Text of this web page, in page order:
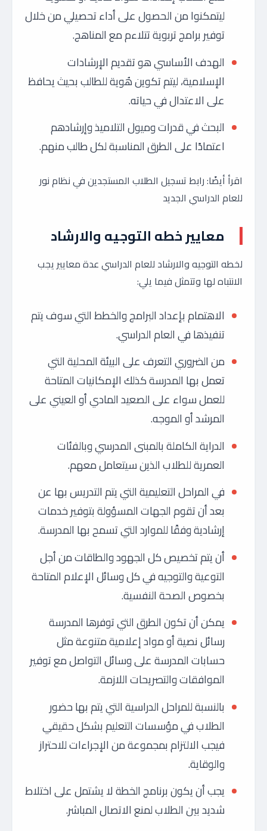
ليتمكنوا من الحصول على أداء تحصيلي من خلال
توفير برامج تربوية تتلاءم مع المناهج.
الهدف الأساسي هو تقديم الإرشادات
الإسلامية، ليتم تكوين هُوية للطالب بحيث يحافظ
على الاعتدال في حياته.
البحث في قدرات وميول التلاميذ وإرشادهم
اعتمادًا على الطرق المناسبة لكل طالب منهم.
اقرأ أيضًا: رابط تسجيل الطلاب المستجدين في نظام نور
للعام الدراسي الجديد
معاييرخطه التوجيه والارشاد
لخطه التوجيه والارشاد للعام الدراسي عدة معايير يجب
الانتباه لها وتتمثل فيما يلي:
الاهتمام بإعداد البرامج والخطط التي سوف يتم
تنفيذها في العام الدراسي.
من الضروري التعرف على البيئة المحلية التي
تعمل بها المدرسة كذلك الإمكانيات المتاحة
للعمل سواء على الصعيد المادي أو العيني على
المرشد أو الموجه.
الدراية الكاملة بالمبنى المدرسي وبالفئات
العمرية للطلاب الذين سيتعامل معهم.
في المراحل التعليمية التي يتم التدريس بها عن
بعد أن تقوم الجهات المسؤولة بتوفير خدمات
إرشادية وفقًا للموارد التي تسمح بها المدرسة.
أن يتم تخصيص كل الجهود والطاقات من أجل
التوعية والتوجيه في كل وسائل الإعلام المتاحة
بخصوص الصحة النفسية.
يمكن أن تكون الطرق التي توفرها المدرسة
رسائل نصية أو مواد إعلامية متنوعة مثل
حسابات المدرسة على وسائل التواصل مع توفير
الموافقات والتصريحات اللازمة.
بالنسبة للمراحل الدراسية التي يتم بها حضور
الطلاب في مؤسسات التعليم بشكل حقيقي
فيجب الالتزام بمجموعة من الإجراءات للاحتراز
والوقاية.
يجب أن يكون برنامج الخطة لا يشتمل على اختلاط
شديد بين الطلاب لمنع الاتصال المباشر.